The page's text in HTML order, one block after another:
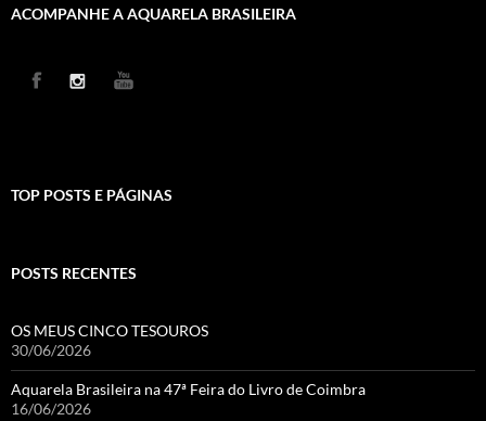
ACOMPANHE A AQUARELA BRASILEIRA
TOP POSTS E PÁGINAS
POSTS RECENTES
OS MEUS CINCO TESOUROS
30/06/2026
Aquarela Brasileira na 47ª Feira do Livro de Coimbra
16/06/2026